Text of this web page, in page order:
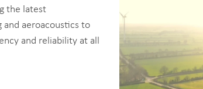
the latest
aeroacoustics to
and reliability at all